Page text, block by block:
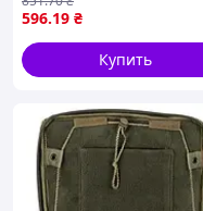
Преимущества:
✓ Дышащая сетка
✓ Полная настройка
✓ Вместительный
рюкзак
596.19 ₴
Купить